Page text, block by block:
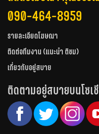
090-464-8959
รายละเอียดโฆษณา
ติดต่อทีมงาน (แนะนำ ติชม)
เกี่ยวกับอยู่สบาย
ติดตามอยู่สบายบนโซเ